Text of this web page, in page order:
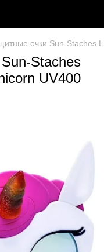
очки Sun-Staches
Staches
UV400